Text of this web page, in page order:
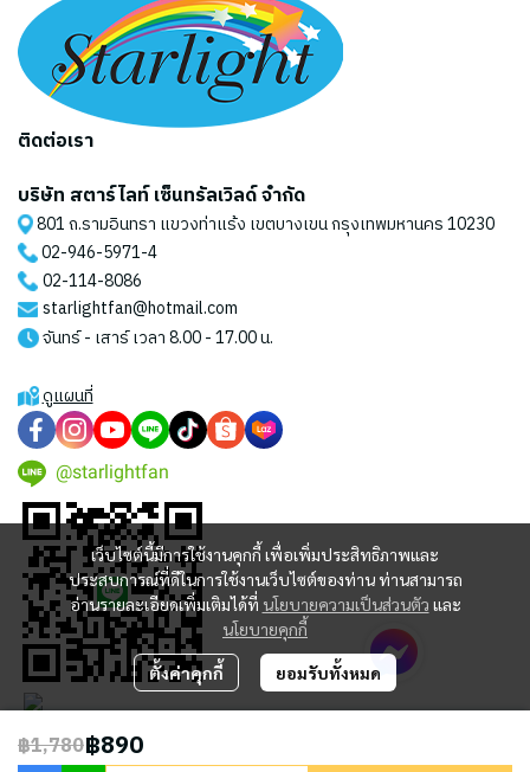
฿1,780฿890
เว็บไซต์นี้มีการใช้งานคุกกี้ เพื่อเพิ่มประสิทธิภาพและ
ประสบการณ์ที่ดีในการใช้งานเว็บไซต์ของท่าน ท่านสามารถ
อ่านรายละเอียดเพิ่มเติมได้ที่ นโยบายความเป็นส่วนตัว และ
นโยบายคุกกี้
ตั้งค่าคุกกี้ ยอมรับทั้งหมด
ติดต่อเรา
บริษัท สตาร์ไลท์ เซ็นทรัลเวิลด์ จำกัด
801 ถ.รามอินทรา แขวงท่าแร้ง เขตบางเขน กรุงเทพมหานคร 10230
02-946-5971-4
02-114-8086
starlightfan@hotmail.com
จันทร์ - เสาร์ เวลา 8.00 - 17.00 น.
ดูแผนที่
@starlightfan